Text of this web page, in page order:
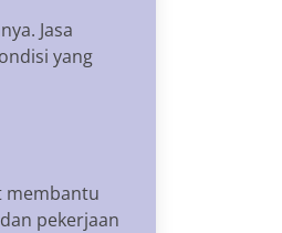
Jasa
yang
membantu
pekerjaan